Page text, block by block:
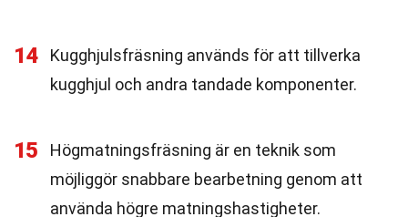
14
Kugghjulsfräsning används för att tillverka
kugghjul och andra tandade komponenter.
15
Högmatningsfräsning är en teknik som
möjliggör snabbare bearbetning genom att
använda högre matningshastigheter.